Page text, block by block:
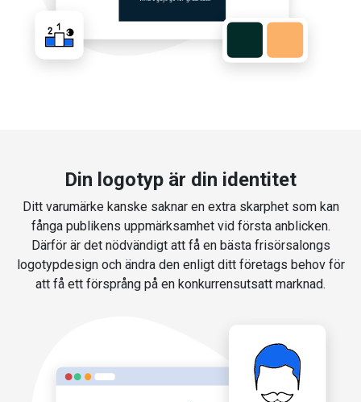
Din logotyp är din identitet
Ditt varumärke kanske saknar en extra skarphet som kan
fånga publikens uppmärksamhet vid första anblicken.
Därför är det nödvändigt att få en bästa frisörsalongs
logotypdesign och ändra den enligt ditt företags behov för
att få ett försprång på en konkurrensutsatt marknad.